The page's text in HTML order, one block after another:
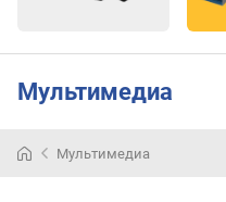
Мультимедиа
Мультимедиа